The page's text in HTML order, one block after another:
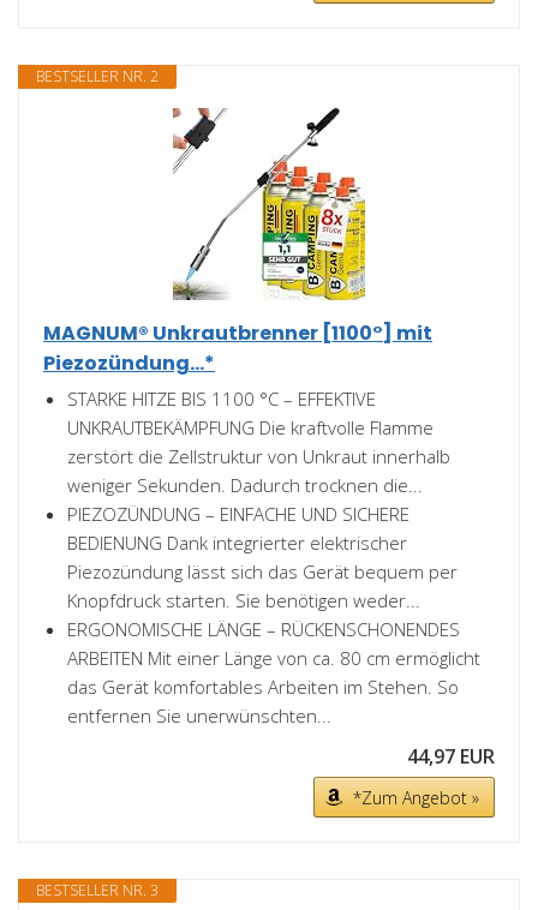
BESTSELLER NR. 2
MAGNUM® Unkrautbrenner [1100°] mit
Piezozündung...*
STARKE HITZE BIS 1100 °C – EFFEKTIVE
UNKRAUTBEKÄMPFUNG Die kraftvolle Flamme
zerstört die Zellstruktur von Unkraut innerhalb
weniger Sekunden. Dadurch trocknen die...
PIEZOZÜNDUNG – EINFACHE UND SICHERE
BEDIENUNG Dank integrierter elektrischer
Piezozündung lässt sich das Gerät bequem per
Knopfdruck starten. Sie benötigen weder...
ERGONOMISCHE LÄNGE – RÜCKENSCHONENDES
ARBEITEN Mit einer Länge von ca. 80 cm ermöglicht
das Gerät komfortables Arbeiten im Stehen. So
entfernen Sie unerwünschten...
44,97 EUR
*Zum Angebot »
BESTSELLER NR. 3